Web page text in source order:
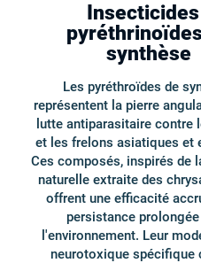
synthèse
Les pyréthroïdes de
représentent la pierre
lutte antiparasitaire contre
et les frelons asiatiques et
Ces composés, inspirés de
naturelle extraite des
offrent une efficacité
persistance prolongée
l'environnement. Leur
neurotoxique spécifique